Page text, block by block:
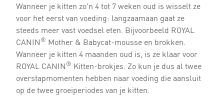
Wanneer je kitten zo'n 4 tot 7 weken oud is wisselt ze
voor het eerst van voeding: langzaamaan gaat ze
steeds meer vast voedsel eten. Bijvoorbeeld ROYAL
CANIN® Mother & Babycat-mousse en brokken.
Wanneer je kitten 4 maanden oud is, is ze klaar voor
ROYAL CANIN® Kitten-brokjes. Zo kun je dus al twee
overstapmomenten hebben naar voeding die aansluit
op de twee groeiperiodes van je kitten.